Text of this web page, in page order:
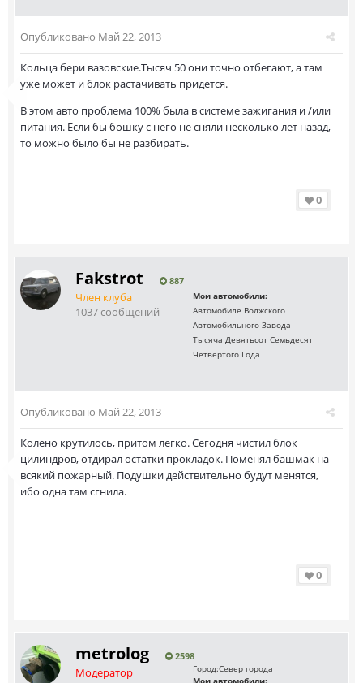
Опубликовано Май 22, 2013
Кольца бери вазовские.Тысяч 50 они точно отбегают, а там
уже может и блок растачивать придется.
В этом авто проблема 100% была в системе зажигания и /или
питания. Если бы бошку с него не сняли несколько лет назад,
то можно было бы не разбирать.
0
Fakstrot 887
Член клуба
1037 сообщений
Мои автомобили:
Автомобиле Волжского
Автомобильного Завода
Тысяча Девятьсот Семьдесят
Четвертого Года
Опубликовано Май 22, 2013
Колено крутилось, притом легко. Сегодня чистил блок
цилиндров, отдирал остатки прокладок. Поменял башмак на
всякий пожарный. Подушки действительно будут менятся,
ибо одна там сгнила.
0
metrolog 2598
Модератор
Город:Север города
Мои автомобили: